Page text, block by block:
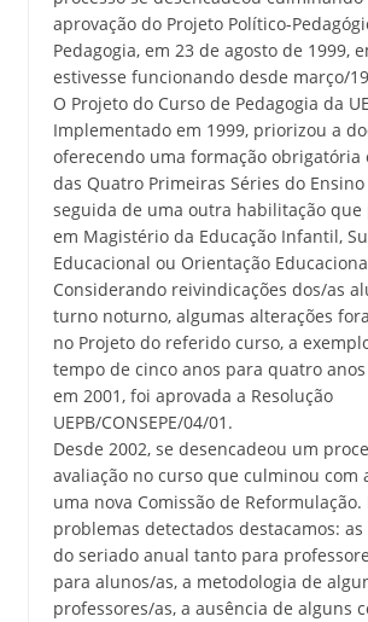
aprovação do Projeto Político-
Pedagogia, em 23 de agosto de 1999,
estivesse funcionando desde março/
O Projeto do Curso de Pedagogia da
Implementado em 1999, priorizou a
oferecendo uma formação obrigatória
das Quatro Primeiras Séries do
seguida de uma outra habilitação que
em Magistério da Educação Infantil,
Educacional ou Orientação
Considerando reivindicações dos/as
turno noturno, algumas alterações
no Projeto do referido curso, a
tempo de cinco anos para quatro
em 2001, foi aprovada a Resolução
UEPB/CONSEPE/04/01.
Desde 2002, se desencadeou um
avaliação no curso que culminou com
uma nova Comissão de Reformulação.
problemas detectados destacamos:
do seriado anual tanto para
para alunos/as, a metodologia de
professores/as, a ausência de alguns